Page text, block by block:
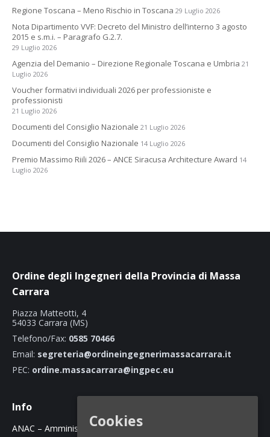
Regione Toscana – Meno Rischio in Toscana 29 Luglio 2026
Nota Dipartimento VVF: Decreto del Ministro dell’interno 3 agosto
2015 e s.m.i. – Paragrafo G.2.7.
29 Luglio 2026
Agenzia del Demanio – Direzione Regionale Toscana e Umbria 21
Luglio 2026
Voucher formativi individuali 2026 per professioniste e
professionisti
21 Luglio 2026
Documenti del Consiglio Nazionale 21 Luglio 2026
Documenti del Consiglio Nazionale 14 Luglio 2026
Premio Massimo Riili 2026 – ANCE Siracusa Architecture Award 14
Luglio 2026
Ordine degli Ingegneri della Provincia di Massa
Carrara
Piazza Matteotti, 4
54033 Carrara (MS)
Telefono/Fax: 0585 70466
Email: segreteria@ordineingegnerimassacarrara.it
PEC: ordine.massacarrara@ingpec.eu
Info
ANAC – Amministrazione Trasparente
Cookies